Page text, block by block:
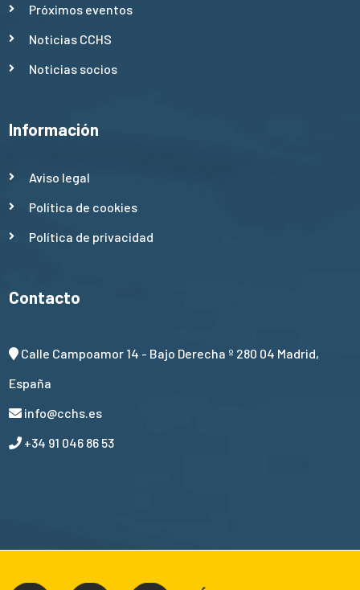
Próximos eventos
Noticias CCHS
Noticias socios
Información
Aviso legal
Política de cookies
Política de privacidad
Contacto
Calle Campoamor 14 - Bajo Derecha º 280 04 Madrid,
España
info@cchs.es
+34 91 046 86 53